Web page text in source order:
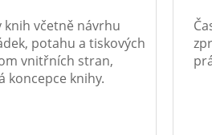
knih včetně návrhu
potahu a tiskových
vnitřních stran,
koncepce knihy.